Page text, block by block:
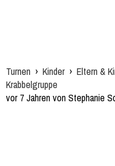
Turnen › Kinder › Eltern &
Krabbelgruppe
vor 7 Jahren von Stephanie